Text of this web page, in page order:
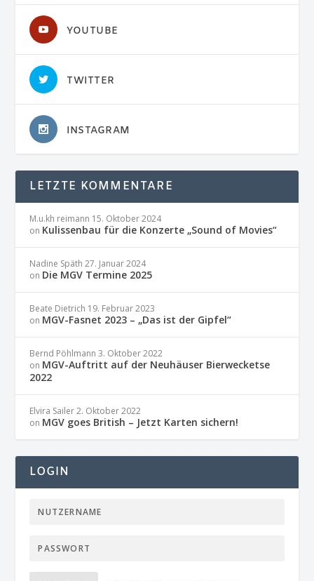
YOUTUBE
TWITTER
INSTAGRAM
LETZTE KOMMENTARE
M.u.kh reimann 15. Oktober 2024
on Kulissenbau für die Konzerte „Sound of Movies“
Nadine Späth 27. Januar 2024
on Die MGV Termine 2025
Beate Dietrich 19. Februar 2023
on MGV-Fasnet 2023 – „Das ist der Gipfel“
Bernd Pöhlmann 3. Oktober 2022
on MGV-Auftritt auf der Neuhäuser Bierwecketse
2022
Elvira Sailer 2. Oktober 2022
on MGV goes British – Jetzt Karten sichern!
LOGIN